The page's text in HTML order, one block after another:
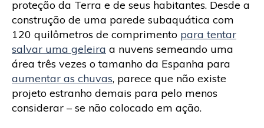
proteção da Terra e de seus habitantes. Desde a
construção de uma parede subaquática com
120 quilômetros de comprimento para tentar
salvar uma geleira a nuvens semeando uma
área três vezes o tamanho da Espanha para
aumentar as chuvas, parece que não existe
projeto estranho demais para pelo menos
considerar – se não colocado em ação.